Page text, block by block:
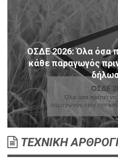
ΟΣΔΕ 2026: Όλα όσα
κάθε παραγωγός
ΤΕΧΝΙΚΗ